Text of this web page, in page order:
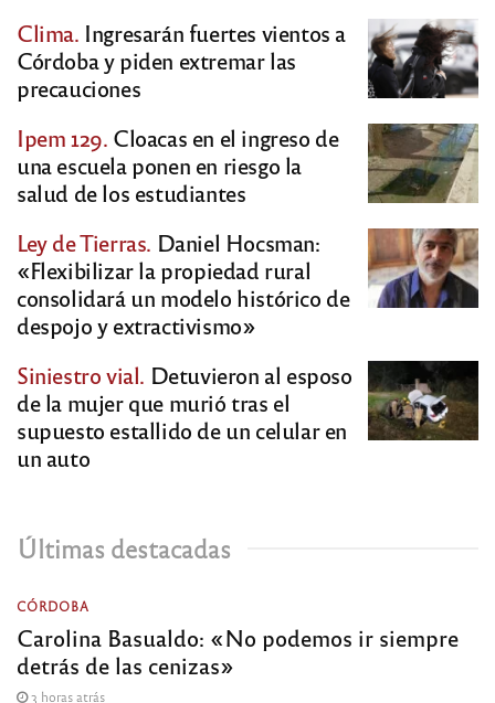
Clima. Ingresarán fuertes vientos a
Córdoba y piden extremar las
precauciones
Ipem 129. Cloacas en el ingreso de
una escuela ponen en riesgo la
salud de los estudiantes
Ley de Tierras. Daniel Hocsman:
«Flexibilizar la propiedad rural
consolidará un modelo histórico de
despojo y extractivismo»
Siniestro vial. Detuvieron al esposo
de la mujer que murió tras el
supuesto estallido de un celular en
un auto
Últimas destacadas
CÓRDOBA
Carolina Basualdo: «No podemos ir siempre
detrás de las cenizas»
3 horas atrás